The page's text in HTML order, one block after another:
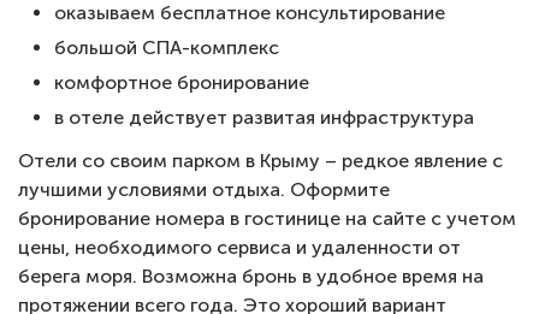
оказываем бесплатное консультирование
большой СПА-комплекс
комфортное бронирование
в отеле действует развитая инфраструктура
Отели со своим парком в Крыму – редкое явление с
лучшими условиями отдыха. Оформите
бронирование номера в гостинице на сайте с учетом
цены, необходимого сервиса и удаленности от
берега моря. Возможна бронь в удобное время на
протяжении всего года. Это хороший вариант